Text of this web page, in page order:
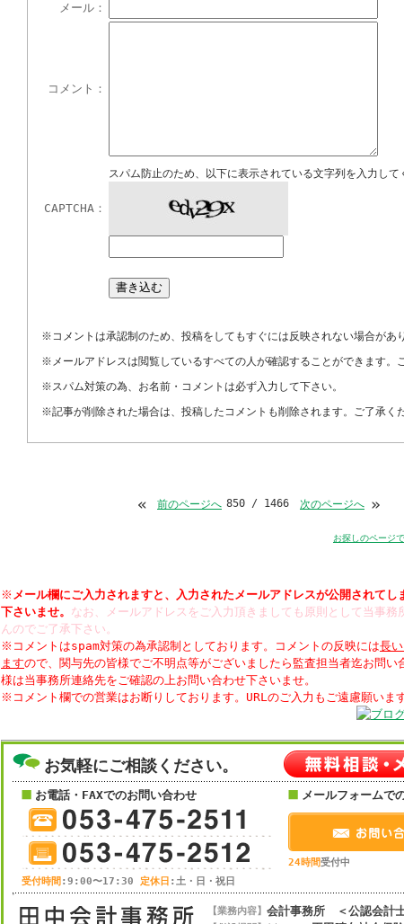
メール：
コメント：
CAPTCHA：
スパム防止のため、以下に表示されている文字列を入力して
※コメントは承認制のため、投稿をしてもすぐには反映されない場合があ
※メールアドレスは閲覧しているすべての人が確認することができます。
※スパム対策の為、お名前・コメントは必ず入力して下さい。
※記事が削除された場合は、投稿したコメントも削除されます。ご了承くだ
« 前のページへ 850 / 1466 次のページへ »
お探しのページ
※ メール欄にご入力されますと、入力された
されてし
下さいませ。 なお、メールアドレスをご入力頂きましても原則として当事
んのでご了承下さい。
※コメントはspam対策の為承認制としております。コメントの反映には長
ますので、関与先の皆様でご不明点等がございましたら監査担当者迄お問い
様は当事務所連絡先をご確認の上お問い合わせ下さいませ。
お気軽にご相談ください。
お電話・FAXでのお問い合わせ
受付時間 :9:00〜17:30 定休日 :土・日・祝日
メールフォームで
24時間受付中
【業務内容】会計事務所 ＜公認会計